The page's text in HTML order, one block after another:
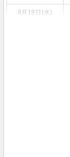
8月19日(水)